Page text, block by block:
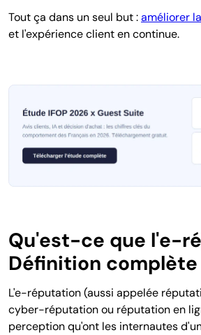
Tout ça dans un seul but :améliorer
et l'expérience client en continue.
Qu'est-ce que l'e-
Définition complète
L'e-réputation (aussi appelée
cyber-réputation ou réputation en
perception qu'ont les internautes